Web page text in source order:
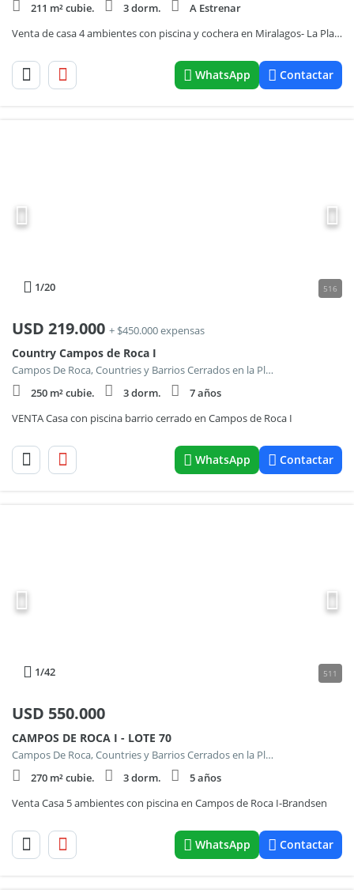
211 m² cubie.
3 dorm.
A Estrenar
Venta de casa 4 ambientes con piscina y cochera en Miralagos- La Plata
WhatsApp Contactar
1/20 516
USD 219.000 + $450.000 expensas
Country Campos de Roca I
Campos De Roca, Countries y Barrios Cerrados en la Plata
250 m² cubie.
3 dorm.
7 años
VENTA Casa con piscina barrio cerrado en Campos de Roca I
WhatsApp Contactar
1/42 511
USD 550.000
CAMPOS DE ROCA I - LOTE 70
Campos De Roca, Countries y Barrios Cerrados en la Plata
270 m² cubie.
3 dorm.
5 años
Venta Casa 5 ambientes con piscina en Campos de Roca I-Brandsen
WhatsApp Contactar